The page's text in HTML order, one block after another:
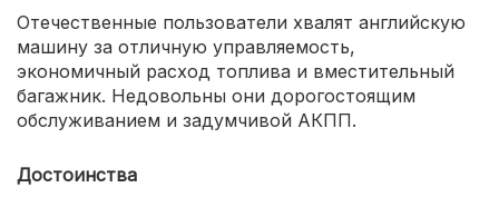
Отечественные пользователи хвалят английскую
машину за отличную управляемость,
экономичный расход топлива и вместительный
багажник. Недовольны они дорогостоящим
обслуживанием и задумчивой АКПП.
Достоинства